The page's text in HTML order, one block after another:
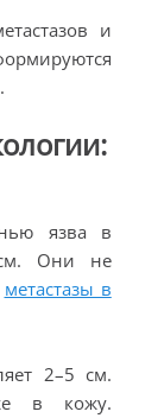
и
язва в
Они не
метастазы в
2–5 см.
в кожу.